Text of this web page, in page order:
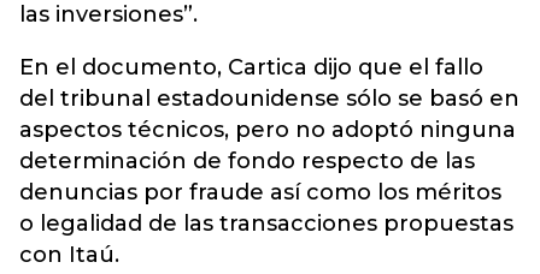
las inversiones”.
En el documento, Cartica dijo que el fallo
del tribunal estadounidense sólo se basó en
aspectos técnicos, pero no adoptó ninguna
determinación de fondo respecto de las
denuncias por fraude así como los méritos
o legalidad de las transacciones propuestas
con Itaú.